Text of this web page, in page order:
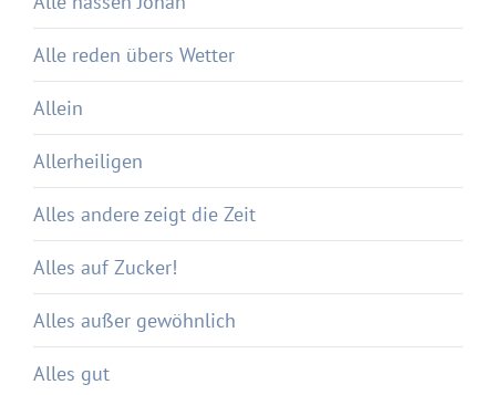
Alle reden übers Wetter
Allein
Allerheiligen
Alles andere zeigt die Zeit
Alles auf Zucker!
Alles außer gewöhnlich
Alles gut